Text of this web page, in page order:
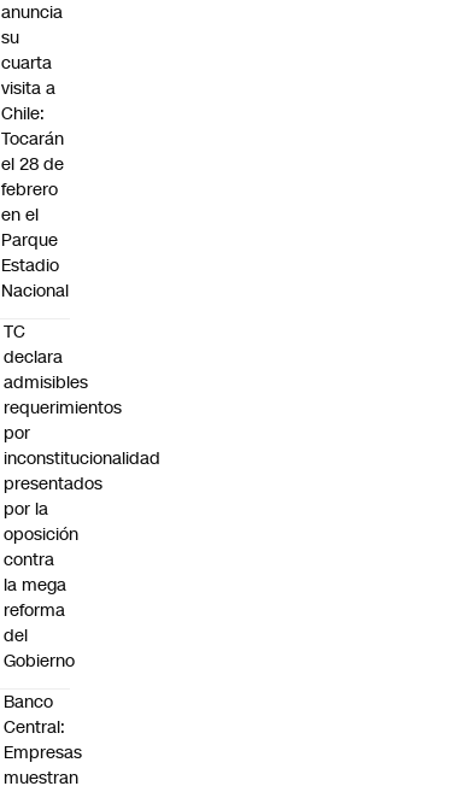
anuncia
su
cuarta
visita a
Chile:
Tocarán
el 28 de
febrero
en el
Parque
Estadio
Nacional
TC
declara
admisibles
requerimientos
por
inconstitucionalidad
presentados
por la
oposición
contra
la mega
reforma
del
Gobierno
Banco
Central:
Empresas
muestran